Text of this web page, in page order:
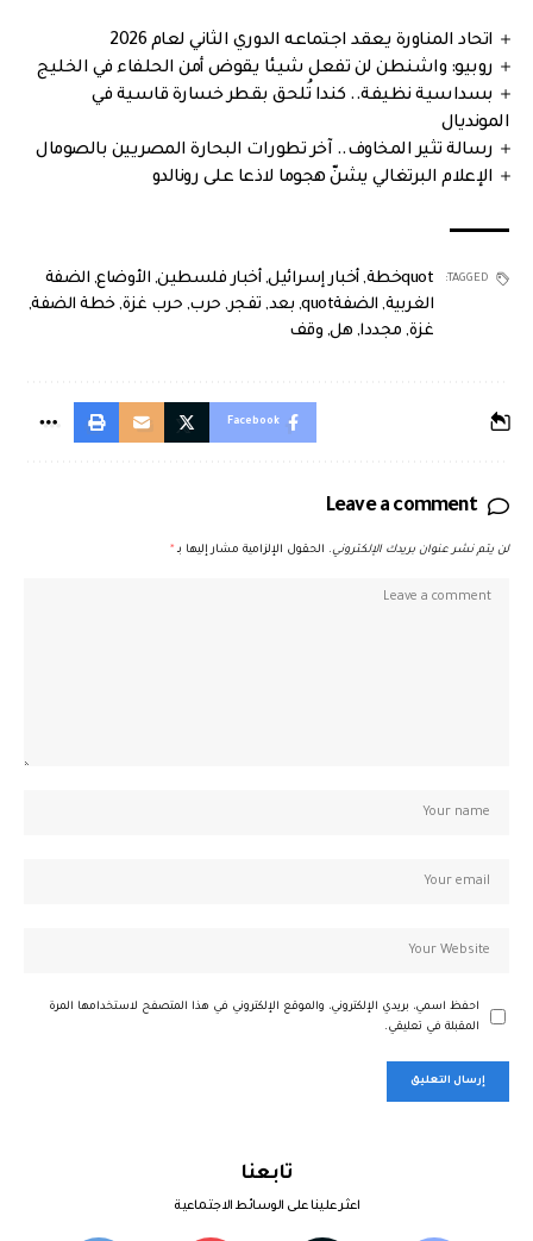
اتحاد المناورة يعقد اجتماعه الدوري الثاني لعام 2026
روبيو: واشنطن لن تفعل شيئا يقوض أمن الحلفاء في الخليج
بسداسية نظيفة.. كندا تُلحق بقطر خسارة قاسية في
المونديال
رسالة تثير المخاوف.. آخر تطورات البحارة المصريين بالصومال
الإعلام البرتغالي يشنّ هجوما لاذعا على رونالدو
TAGGED: quotخطة , أخبار إسرائيل, أخبار فلسطين, الأوضاع, الضفة
الغربية, الضفةquot , بعد, تفجر , حرب, حرب غزة,خطة الضفة,
غزة, مجددا, هل, وقف
Facebook
Leave a comment
لن يتم نشر عنوان بريدك الإلكتروني. الحقول الإلزامية مشار إليها بـ *
احفظ اسمي، بريدي الإلكتروني، والموقع الإلكتروني في هذا المتصفح لاستخدامها المرة
المقبلة في تعليقي.
تابعنا
اعثر علينا على الوسائط الاجتماعية